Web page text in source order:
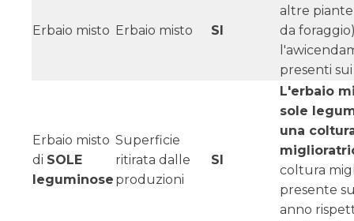
Erbaio misto Erbaio misto SI
altre
da
presenti
Erbaio misto
di SOLE
leguminose
Superficie
ritirata dalle
produzioni
SI
L'erbaio
sole
una
coltura
presente
anno